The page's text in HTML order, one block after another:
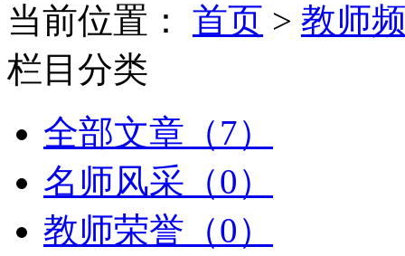
当前位置： 首页 > 教师
栏目分类
全部文章（7）
名师风采（0）
教师荣誉（0）